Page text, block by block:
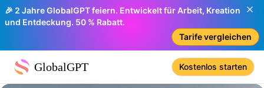
🎉 2 Jahre GlobalGPT feiern. Entwickelt für Arbeit, Kreation
und Entdeckung. 50 % Rabatt.
Tarife vergleichen
GlobalGPT Kostenlos starten